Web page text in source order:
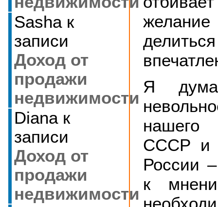
Sashaк
записи
Доход от
продажи
недвижимости
Dianaк
записи
Доход от
продажи
недвижимости
делиться
Я
СССР и
России
к